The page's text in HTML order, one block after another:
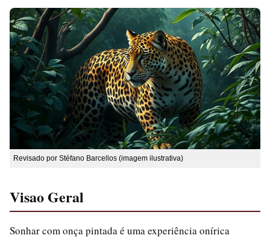
Revisado por Stéfano Barcellos (imagem ilustrativa)
Visao Geral
Sonhar com onça pintada é uma experiência onírica